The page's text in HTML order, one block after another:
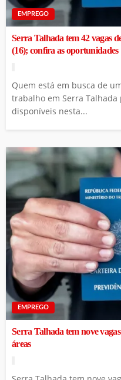
EMPREGO
Serra Talhada tem 42 vagas
(16); confira as oportunidades
Quem está em busca de
trabalho em Serra Talhada
disponíveis nesta...
EMPREGO
Serra Talhada tem nove
áreas